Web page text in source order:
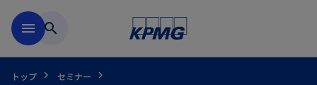
menu search
トップ
セミナー